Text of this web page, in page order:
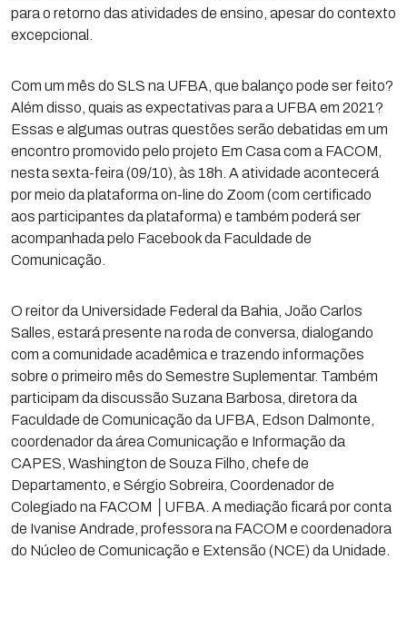
para o retorno das atividades de ensino, apesar do contexto
excepcional.
Com um mês do SLS na UFBA, que balanço pode ser feito?
Além disso, quais as expectativas para a UFBA em 2021?
Essas e algumas outras questões serão debatidas em um
encontro promovido pelo projeto Em Casa com a FACOM,
nesta sexta-feira (09/10), às 18h. A atividade acontecerá
por meio da plataforma on-line do Zoom (com certificado
aos participantes da plataforma) e também poderá ser
acompanhada pelo Facebook da Faculdade de
Comunicação.
O reitor da Universidade Federal da Bahia, João Carlos
Salles, estará presente na roda de conversa, dialogando
com a comunidade acadêmica e trazendo informações
sobre o primeiro mês do Semestre Suplementar. Também
participam da discussão Suzana Barbosa, diretora da
Faculdade de Comunicação da UFBA, Edson Dalmonte,
coordenador da área Comunicação e Informação da
CAPES, Washington de Souza Filho, chefe de
Departamento, e Sérgio Sobreira, Coordenador de
Colegiado na FACOM │UFBA. A mediação ficará por conta
de Ivanise Andrade, professora na FACOM e coordenadora
do Núcleo de Comunicação e Extensão (NCE) da Unidade.